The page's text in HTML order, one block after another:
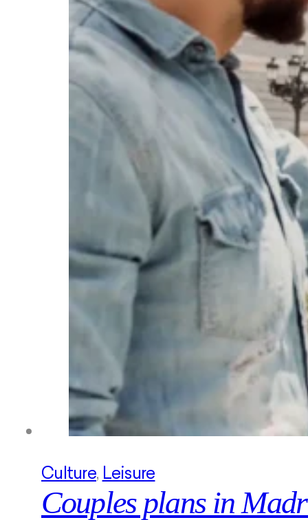
Culture, Leisure
Couples plans in